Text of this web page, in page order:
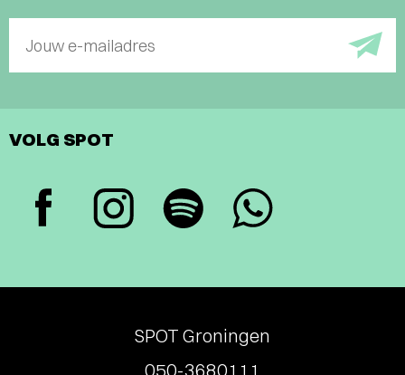
Jouw e-mailadres
VOLG SPOT
SPOT Groningen
050-3680111